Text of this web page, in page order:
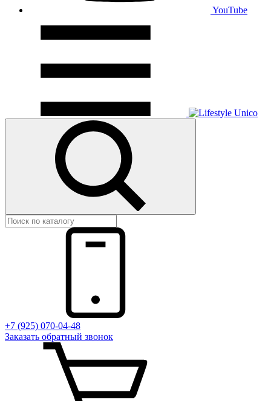
YouTube
+7 (925) 070-04-48
Заказать обратный звонок